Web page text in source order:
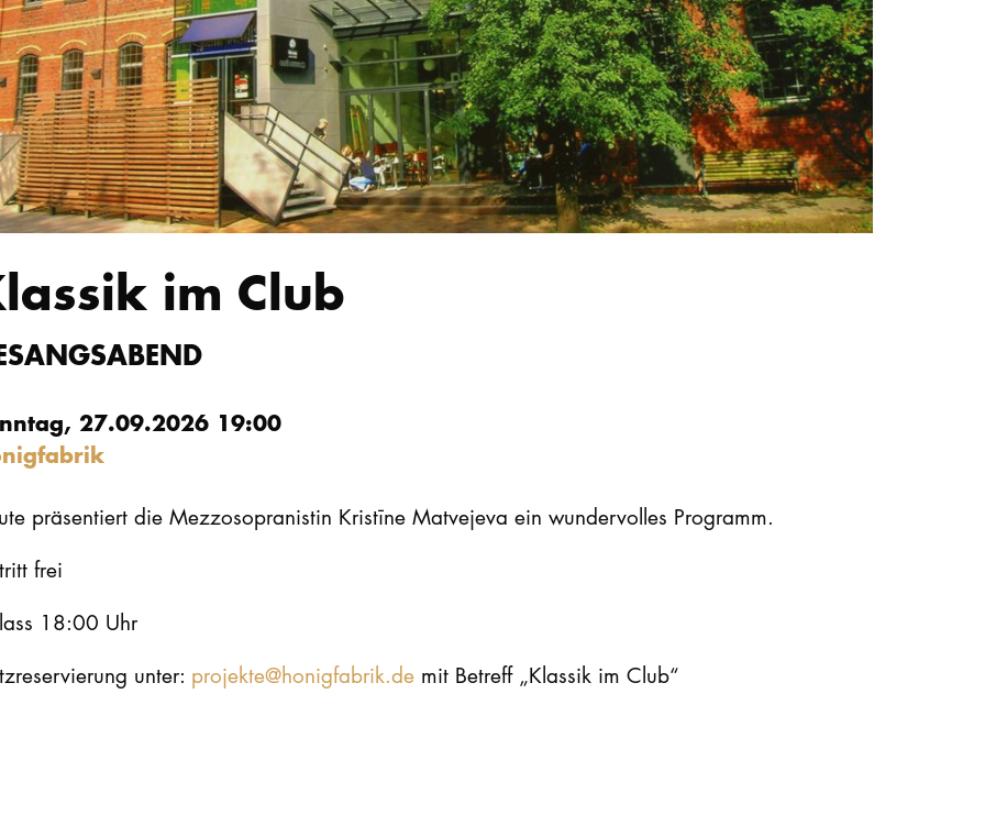
im Club
27.09.2026 19:00
präsentiert die Mezzosopranistin Kristīne Matvejeva ein wundervolles Programm.
frei
18:00 Uhr
unter: projekte@honigfabrik.de mit Betreff „Klassik im Club“
Intranet
myCampus
Online-Bewerbung